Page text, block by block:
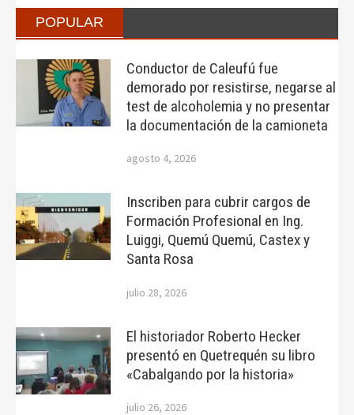
POPULAR
Conductor de Caleufú fue
demorado por resistirse, negarse al
test de alcoholemia y no presentar
la documentación de la camioneta
agosto 4, 2026
Inscriben para cubrir cargos de
Formación Profesional en Ing.
Luiggi, Quemú Quemú, Castex y
Santa Rosa
julio 28, 2026
El historiador Roberto Hecker
presentó en Quetrequén su libro
«Cabalgando por la historia»
julio 26, 2026